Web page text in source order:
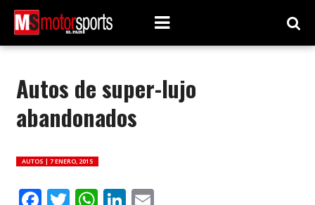
Autos de super-lujo
abandonados
AUTOS | 7 ENERO, 2015